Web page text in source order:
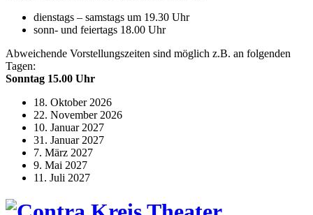
dienstags – samstags um 19.30 Uhr
sonn- und feiertags 18.00 Uhr
Abweichende Vorstellungszeiten sind möglich z.B. an folgenden
Tagen:
Sonntag 15.00 Uhr
18. Oktober 2026
22. November 2026
10. Januar 2027
31. Januar 2027
7. März 2027
9. Mai 2027
11. Juli 2027